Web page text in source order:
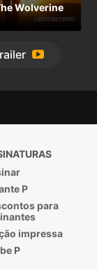
Wolverine
P
para
impressa
P